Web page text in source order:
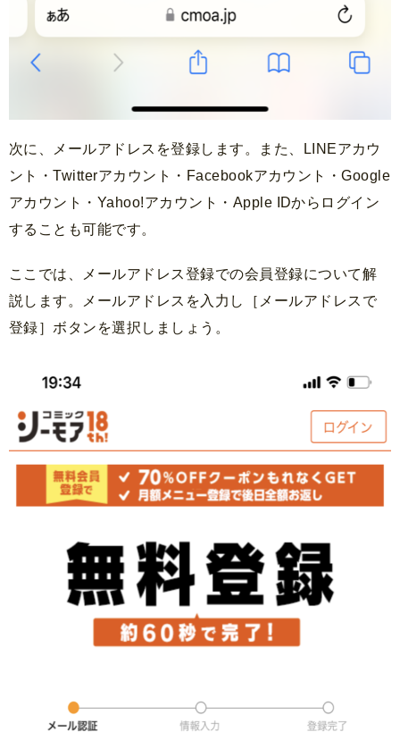
次に、メールアドレスを登録します。また、LINEアカウ
ント・Twitterアカウント・Facebookアカウント・Google
アカウント・Yahoo!アカウント・Apple IDからログイン
することも可能です。
ここでは、メールアドレス登録での会員登録について解
説します。メールアドレスを入力し［メールアドレスで
登録］ボタンを選択しましょう。